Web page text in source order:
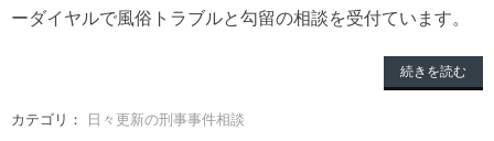
ーダイヤルで風俗トラブルと勾留の相談を受付ています。
続きを読む
カテゴリ： 日々更新の刑事事件相談